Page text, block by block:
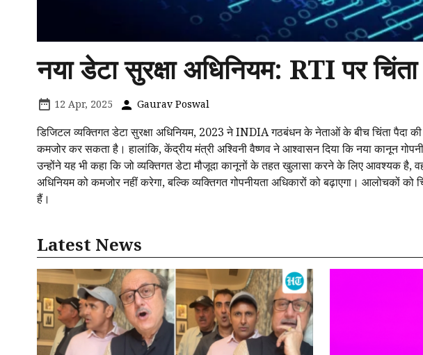
नया डेटा सुरक्षा अधिनियम: RTI पर चिंता
12 Apr, 2025 Gaurav Poswal
डिजिटल व्यक्तिगत डेटा सुरक्षा अधिनियम, 2023 ने INDIA गठबंधन के नेताओं के बीच चिंता पैदा
कमजोर कर सकता है। हालांकि, केंद्रीय मंत्री अश्विनी वैष्णव ने आश्वासन दिया कि नया कानून
उन्होंने यह भी कहा कि जो व्यक्तिगत डेटा मौजूदा कानूनों के तहत खुलासा करने के लिए आवश्यक है,
अधिनियम को कमजोर नहीं करेगा, बल्कि व्यक्तिगत गोपनीयता अधिकारों को बढ़ाएगा। आलोचकों को
हैं।
Latest News